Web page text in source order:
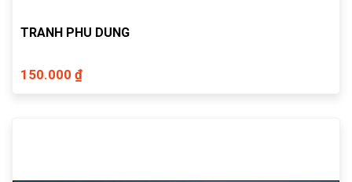
TRANH PHU DUNG
150.000 ₫